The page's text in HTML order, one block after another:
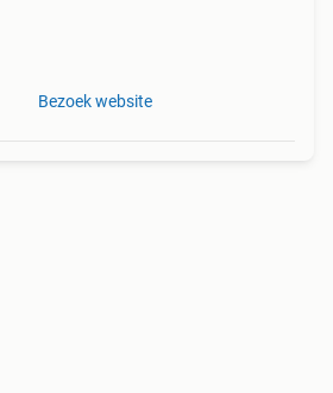
Bezoek website